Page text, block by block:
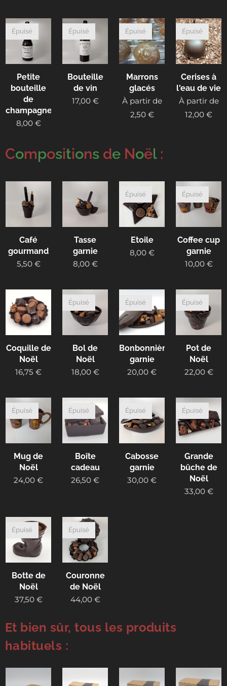
Petite
bouteille
de
champagne
Épuisé
8,00€
Bouteille
de vin
Épuisé
17,00€
Marrons
glacés
Épuisé
À partir de
2,50€
Cerises à
l'eau de vie
Épuisé
À partir de
12,00 €
Compositions de Noël :
Café
gourmand
5,50€
Tasse
garnie
8,00€
Etoile
Épuisé
8,00€
Coffee cup
garnie
Épuisé
10,00€
Coquille de
Noël
16,75 €
Bol de
Noël
Épuisé
18,00€
Bonbonnière
garnie
Épuisé
20,00 €
Pot de
Noël
Épuisé
22,00€
Mug de
Noël
Épuisé
24,00 €
Boîte
cadeau
Épuisé
26,50 €
Cabosse
garnie
Épuisé
30,00 €
Grande
bûche de
Noël
Épuisé
33,00€
Botte de
Noël
Épuisé
37,50€
Couronne
de Noël
Épuisé
44,00€
Et bien sûr, tous les produits
habituels :